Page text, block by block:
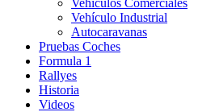
Vehículos Comerciales
Vehículo Industrial
Autocaravanas
Pruebas Coches
Formula 1
Rallyes
Historia
Videos